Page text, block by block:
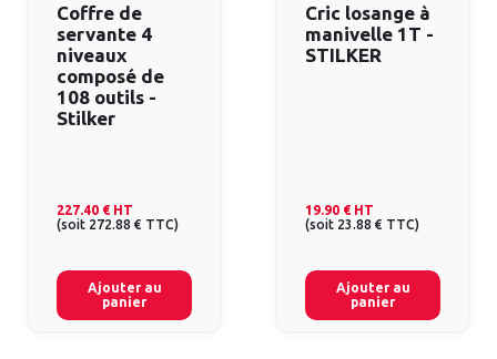
Coffre de
servante 4
niveaux
composé de
108 outils -
Stilker
227.40 € HT
(soit 272.88 € TTC)
Ajouter au
panier
Cric losange à
manivelle 1T -
STILKER
19.90 € HT
(soit 23.88 € TTC)
Ajouter au
panier